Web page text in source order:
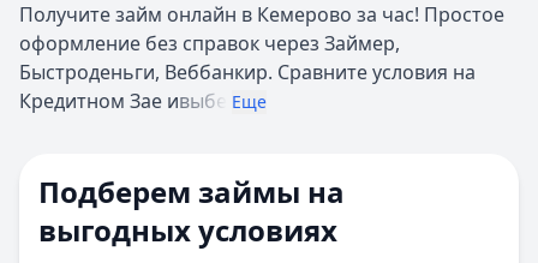
Б
Барнаул
Белгород
Б
Барнаул
Белгород
Получите займ онлайн в Кемерово за час! Простое
оформление без справок через Займер,
Быстроденьги, Веббанкир. Сравните условия на
Кредитном Зае ивыбе Еще
Подберем займы на
выгодных условиях